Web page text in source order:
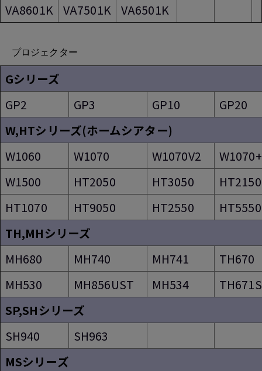
VA8601K VA7501K VA6501K
プロジェクター
Gシリーズ
GP2
GP3 GP10
GP20
W,HTシリーズ(ホームシアター)
W1060
W1070 W1070V2
W1070+
W1500
HT2050 HT3050
HT1070
HT9050 HT2550
HT5550
TH,MHシリーズ
MH680
MH740 MH741
TH670
MH530
MH856UST MH534
SP,SHシリーズ
SH940
SH963
MSシリーズ